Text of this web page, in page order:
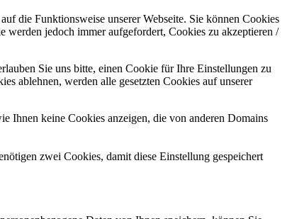
die Funktionsweise unserer Webseite. Sie können Cookies
werden jedoch immer aufgefordert, Cookies zu akzeptieren /
Sie uns bitte, einen Cookie für Ihre Einstellungen zu
ablehnen, werden alle gesetzten Cookies auf unserer
Ihnen keine Cookies anzeigen, die von anderen Domains
zwei Cookies, damit diese Einstellung gespeichert